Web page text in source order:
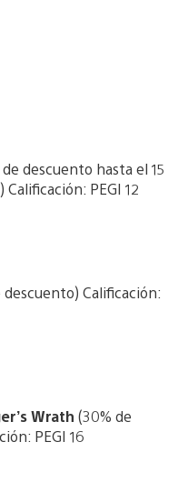
de descuento hasta el 15
PEGI 12
descuento) Calificación:
Wrath (30% de
PEGI 16